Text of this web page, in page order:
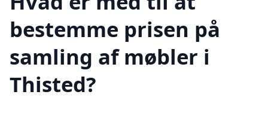
bestemme prisen på
samling af møbler i
Thisted?